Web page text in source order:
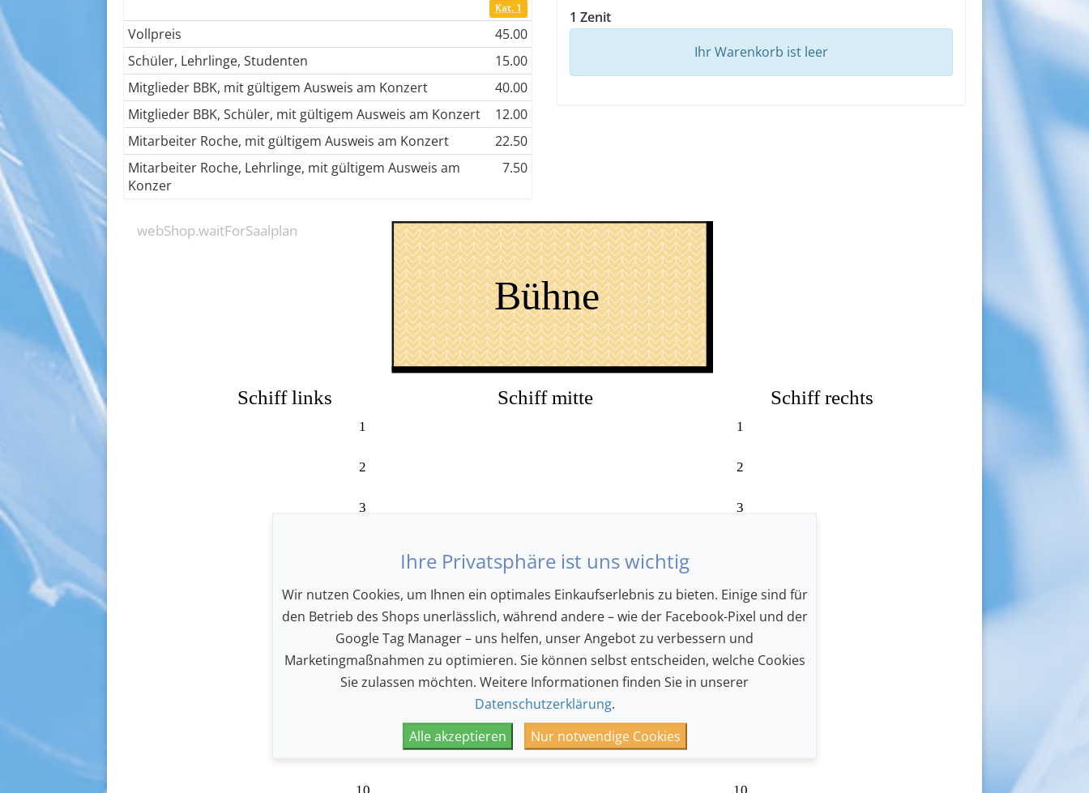
Kat. 1
Vollpreis
45.00
Schüler, Lehrlinge, Studenten
15.00
Mitglieder BBK, mit gültigem Ausweis am Konzert
40.00
Mitglieder BBK, Schüler, mit gültigem Ausweis am Konzert
12.00
Mitarbeiter Roche, mit gültigem Ausweis am Konzert
22.50
Mitarbeiter Roche, Lehrlinge, mit gültigem Ausweis am
Konzer
7.50
1 Zenit
Ihr Warenkorb ist leer
webShop.waitForSaalplan
Bühne
Schiff links Schiff mitte Schiff rechts
1
2
3
5
7
1
2
3
5
7
Ihre Privatsphäre ist uns wichtig
Wir nutzen Cookies, um Ihnen ein optimales Einkaufserlebnis zu bieten. Einige sind für
den Betrieb des Shops unerlässlich, während andere – wie der Facebook-Pixel und der
Google Tag Manager – uns helfen, unser Angebot zu verbessern und
Marketingmaßnahmen zu optimieren. Sie können selbst entscheiden, welche Cookies
Sie zulassen möchten. Weitere Informationen finden Sie in unserer
Datenschutzerklärung.
Alle akzeptieren
Nur notwendige Cookies